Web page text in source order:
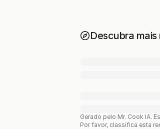
Descubra
Gerado pelo Mr. Cook IA.
Por favor, classifica esta